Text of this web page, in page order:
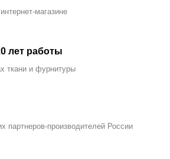
магазине
лет работы
ткани и фурнитуры
партнеров-производителей России